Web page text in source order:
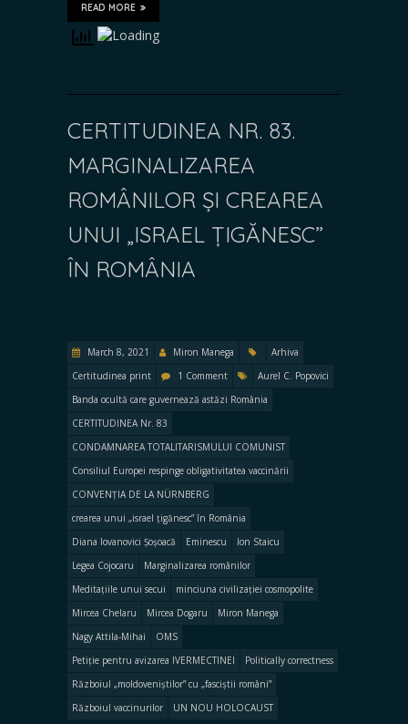
READ MORE
CERTITUDINEA NR. 83.
MARGINALIZAREA
ROMÂNILOR ȘI CREAREA
UNUI „ISRAEL ȚIGĂNESC”
ÎN ROMÂNIA
March 8, 2021 Miron Manega
Arhiva
Certitudinea print
1 Comment
Aurel C. Popovici
Banda ocultă care guvernează astăzi România
CERTITUDINEA Nr. 83
CONDAMNAREA TOTALITARISMULUI COMUNIST
Consiliul Europei respinge obligativitatea vaccinării
CONVENȚIA DE LA NÜRNBERG
crearea unui „israel țigănesc” în România
Diana Iovanovici Șoșoacă
Eminescu
Ion Staicu
Legea Cojocaru
Marginalizarea românilor
Meditațiile unui secui
minciuna civilizației cosmopolite
Mircea Chelaru
Mircea Dogaru
Miron Manega
Nagy Attila-Mihai
OMS
Petiție pentru avizarea IVERMECTINEI
Politically correctness
Războiul „moldoveniștilor” cu „fasciștii români”
Războiul vaccinurilor
UN NOU HOLOCAUST